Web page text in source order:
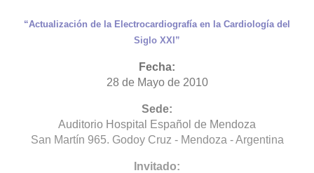
“Actualización de la Electrocardiografía en la Cardiología del
Siglo XXI”
Fecha:
28 de Mayo de 2010
Sede:
Auditorio Hospital Español de Mendoza
San Martín 965. Godoy Cruz - Mendoza - Argentina
Invitado: